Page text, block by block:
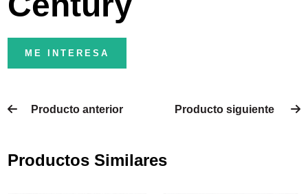
ME INTERESA
Producto anterior Producto siguiente
Productos Similares